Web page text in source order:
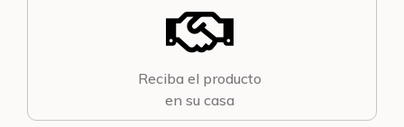
Reciba el producto
en su casa